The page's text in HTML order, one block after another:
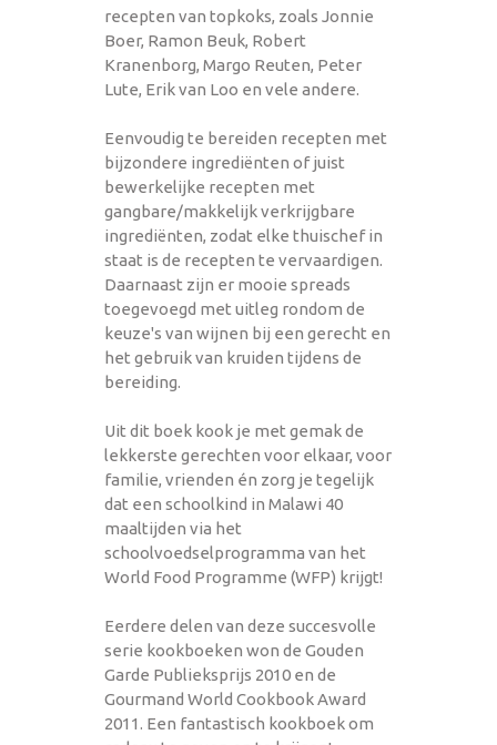
recepten van topkoks, zoals Jonnie
Boer, Ramon Beuk, Robert
Kranenborg, Margo Reuten, Peter
Lute, Erik van Loo en vele andere.
Eenvoudig te bereiden recepten met
bijzondere ingrediënten of juist
bewerkelijke recepten met
gangbare/makkelijk verkrijgbare
ingrediënten, zodat elke thuischef in
staat is de recepten te vervaardigen.
Daarnaast zijn er mooie spreads
toegevoegd met uitleg rondom de
keuze's van wijnen bij een gerecht en
het gebruik van kruiden tijdens de
bereiding.
Uit dit boek kook je met gemak de
lekkerste gerechten voor elkaar, voor
familie, vrienden én zorg je tegelijk
dat een schoolkind in Malawi 40
maaltijden via het
schoolvoedselprogramma van het
World Food Programme (WFP) krijgt!
Eerdere delen van deze succesvolle
serie kookboeken won de Gouden
Garde Publieksprijs 2010 en de
Gourmand World Cookbook Award
2011. Een fantastisch kookboek om